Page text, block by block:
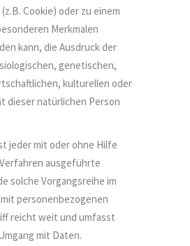
Cookie) oder zu einem
Merkmalen
kann, die Ausdruck der
genetischen,
kulturellen oder
dieser natürlichen Person
jeder mit oder ohne Hilfe
ausgeführte
solche Vorgangsreihe im
personenbezogenen
reicht weit und umfasst
mit Daten.